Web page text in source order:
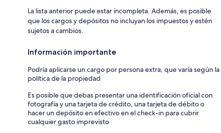
La lista anterior puede estar incompleta. Además, es posible
que los cargos y depósitos no incluyan los impuestos y estén
sujetos a cambios.
Información importante
Podría aplicarse un cargo por persona extra, que varía según la
política de la propiedad
Es posible que debas presentar una identificación oficial con
fotografía y una tarjeta de crédito, una tarjeta de débito o
hacer un depósito en efectivo en el check-in para cubrir
cualquier gasto imprevisto